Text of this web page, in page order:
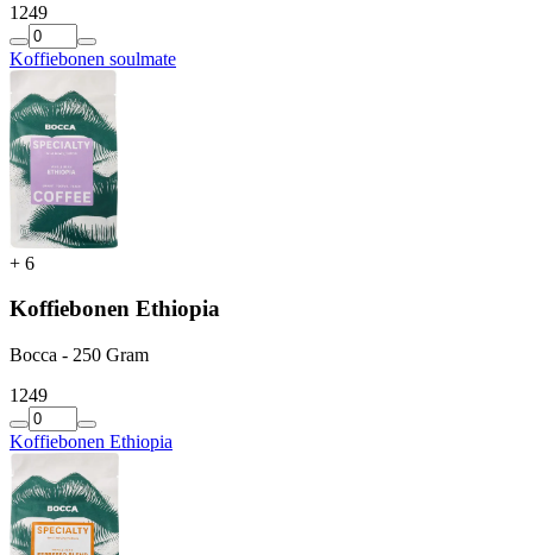
1249
Koffiebonen soulmate
+ 6
Koffiebonen Ethiopia
Bocca - 250 Gram
1249
Koffiebonen Ethiopia